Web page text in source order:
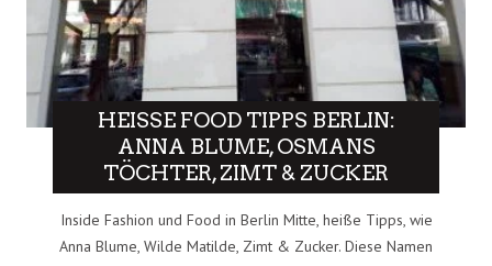
HEISSE FOOD TIPPS BERLIN: A
NNA BLUME, OSMANS T
ÖCHTER, ZIMT & ZUCKER
Inside Fashion und Food in Berlin Mitte, heiße Tipps, wie
Anna Blume, Wilde Matilde, Zimt & Zucker. Diese Namen